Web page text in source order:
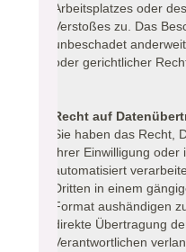
Arbeitsplatzes oder
Verstoßes zu. Das
unbeschadet
oder gerichtlicher
Recht auf
Sie haben das Recht,
Ihrer Einwilligung
automatisiert
Dritten in einem
Format aushändigen
direkte Übertragung
Verantwortlichen